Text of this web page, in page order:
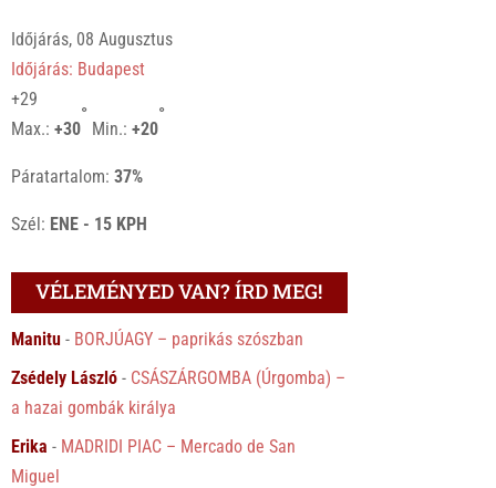
Időjárás, 08 Augusztus
Időjárás: Budapest
+29
Max.:+30
°
Min.:+20
°
Páratartalom:37%
Szél: ENE - 15 KPH
VÉLEMÉNYED VAN? ÍRD MEG!
Manitu - BORJÚAGY – paprikás szószban
Zsédely László - CSÁSZÁRGOMBA (Úrgomba) –
a hazai gombák királya
Erika - MADRIDI PIAC – Mercado de San
Miguel